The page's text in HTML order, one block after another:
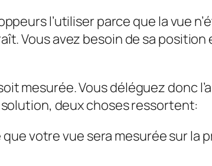
l’utiliser parce que la vue
Vous avez besoin de sa
mesurée. Vous déléguez donc
deux choses ressortent:
votre vue sera mesurée sur la